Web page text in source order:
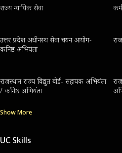
राज्य न्यायिक सेवा
उत्तर प्रदेश अधीनस्थ सेवा चयन आयोग-
कनिष्ठ अभियंता
राजस्थान राज्य विद्युत बोर्ड- सहायक अभियंता
/ कनिष्ठ अभियंता
Show More
UC Skills